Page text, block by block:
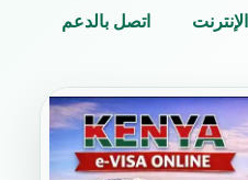
اتصل بالدعم